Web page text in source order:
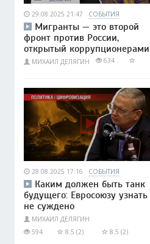
29.08.2025 21:47 СОБЫТИЯ
Мигранты — это второй
фронт против России,
открытый коррупционерами
МИХАИЛ ДЕЛЯГИН 634
28.08.2025 17:16 СОБЫТИЯ
Каким должен быть танк
будущего: Евросоюзу узнать
не суждено
МИХАИЛ ДЕЛЯГИН
594
8.5 (2) 8.5 (2)